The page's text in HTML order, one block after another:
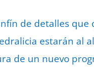
de detalles
estarán al
de un nuevo